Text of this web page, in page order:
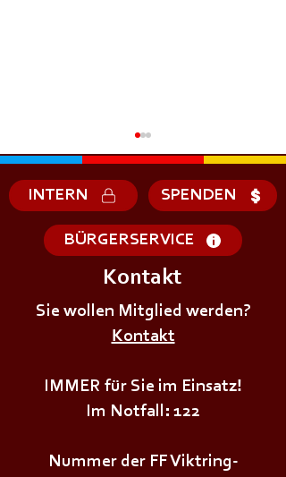
+++𝗦𝗜𝗥𝗘𝗡𝗘𝗡𝗔𝗟𝗔𝗥𝗠+++
INTERN SPENDEN
BÜRGERSERVICE
Kontakt
Sie wollen Mitglied werden?
Kontakt
IMMER für Sie im Einsatz!
Im Notfall: 122
Nummer der FF Viktring-